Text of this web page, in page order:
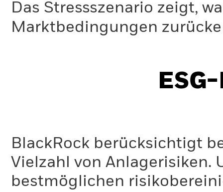
Das Stressszenario zeigt,
Marktbedingungen
BlackRock berücksichtigt
Vielzahl von Anlagerisiken.
bestmöglichen